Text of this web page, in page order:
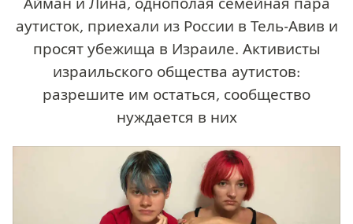
аутисток, приехали из России в Тель-Авив и
просят убежища в Израиле. Активисты
израильского общества аутистов:
разрешите им остаться, сообщество
нуждается в них